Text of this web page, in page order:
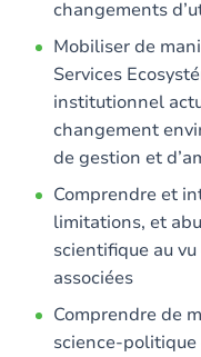
changements
Mobiliser de
Services
institutionnel
changement
de gestion et
Comprendre et
limitations, et
scientifique au
associées
Comprendre de
science-